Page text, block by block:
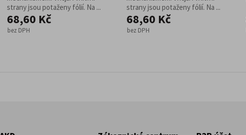
strany jsou potaženy fólií. Na ...
68,60 Kč
bez DPH
strany jsou potaženy fólií. Na ...
68,60 Kč
bez DPH